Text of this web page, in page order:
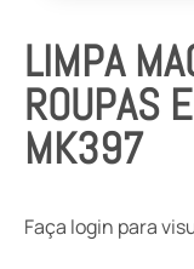
LIMPA
ROUPAS
MK397
Faça login para